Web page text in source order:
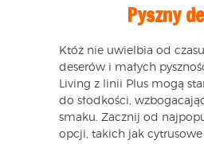
Pyszny
Któż nie uwielbia od
deserów i małych
Living z linii Plus mogą
do słodkości,
smaku. Zacznij od
opcji, takich jak cytrusowe